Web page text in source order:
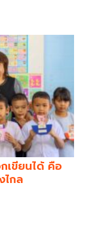
เขียนได้ คือ
ไกล